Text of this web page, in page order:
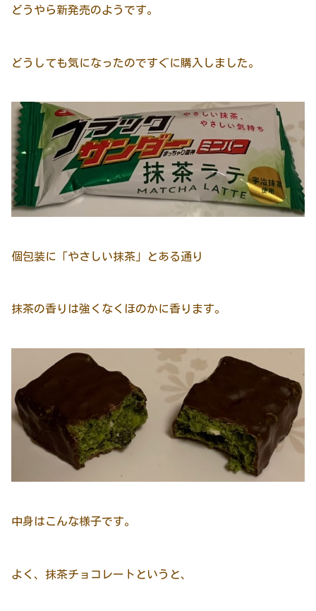
どうやら新発売のようです。
どうしても気になったのですぐに購入しました。
個包装に「やさしい抹茶」とある通り
抹茶の香りは強くなくほのかに香ります。
中身はこんな様子です。
よく、抹茶チョコレートというと、